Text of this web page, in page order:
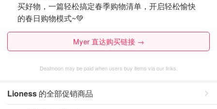
买好物，一篇轻松搞定春季购物清单，开启轻松愉快
的春日购物模式~💚
Myer 直达购买链接 →
Dealmoon may be paid when users buy items via our links.
Lioness 的全部促销商品